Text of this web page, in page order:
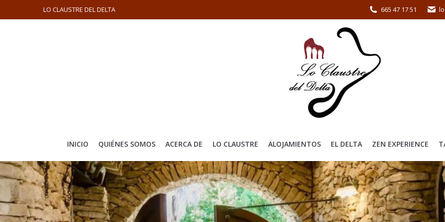
LO CLAUSTRE DEL DELTA 665 47 17 51
INICIO QUIÉNES SOMOS ACERCA DE LO CLAUSTRE ALOJAMIENTOS EL DELTA ZEN EXPERIENCE